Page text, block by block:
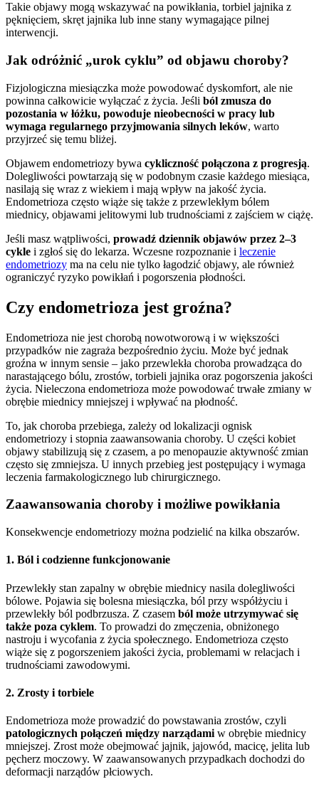
Takie objawy mogą wskazywać na powikłania, torbiel jajnika z
pęknięciem, skręt jajnika lub inne stany wymagające pilnej
interwencji.
Jak odróżnić „urok cyklu” od objawu choroby?
Fizjologiczna miesiączka może powodować dyskomfort, ale nie
powinna całkowicie wyłączać z życia. Jeśli ból zmusza do
pozostania w łóżku, powoduje nieobecności w pracy lub
wymaga regularnego przyjmowania silnych leków, warto
przyjrzeć się temu bliżej.
Objawem endometriozy bywa cykliczność połączona z progresją.
Dolegliwości powtarzają się w podobnym czasie każdego miesiąca,
nasilają się wraz z wiekiem i mają wpływ na jakość życia.
Endometrioza często wiąże się także z przewlekłym bólem
miednicy, objawami jelitowymi lub trudnościami z zajściem w ciążę.
Jeśli masz wątpliwości, prowadź dziennik objawów przez 2–3
cykle i zgłoś się do lekarza. Wczesne rozpoznanie i leczenie
endometriozy ma na celu nie tylko łagodzić objawy, ale również
ograniczyć ryzyko powikłań i pogorszenia płodności.
Czy endometrioza jest groźna?
Endometrioza nie jest chorobą nowotworową i w większości
przypadków nie zagraża bezpośrednio życiu. Może być jednak
groźna w innym sensie – jako przewlekła choroba prowadząca do
narastającego bólu, zrostów, torbieli jajnika oraz pogorszenia jakości
życia. Nieleczona endometrioza może powodować trwałe zmiany w
obrębie miednicy mniejszej i wpływać na płodność.
To, jak choroba przebiega, zależy od lokalizacji ognisk
endometriozy i stopnia zaawansowania choroby. U części kobiet
objawy stabilizują się z czasem, a po menopauzie aktywność zmian
często się zmniejsza. U innych przebieg jest postępujący i wymaga
leczenia farmakologicznego lub chirurgicznego.
Zaawansowania choroby i możliwe powikłania
Konsekwencje endometriozy można podzielić na kilka obszarów.
1. Ból i codzienne funkcjonowanie
Przewlekły stan zapalny w obrębie miednicy nasila dolegliwości
bólowe. Pojawia się bolesna miesiączka, ból przy współżyciu i
przewlekły ból podbrzusza. Z czasem ból może utrzymywać się
także poza cyklem. To prowadzi do zmęczenia, obniżonego
nastroju i wycofania z życia społecznego. Endometrioza często
wiąże się z pogorszeniem jakości życia, problemami w relacjach i
trudnościami zawodowymi.
2. Zrosty i torbiele
Endometrioza może prowadzić do powstawania zrostów, czyli
patologicznych połączeń między narządami w obrębie miednicy
mniejszej. Zrost może obejmować jajnik, jajowód, macicę, jelita lub
pęcherz moczowy. W zaawansowanych przypadkach dochodzi do
deformacji narządów płciowych.